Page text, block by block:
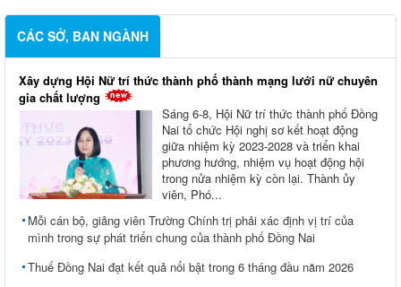
CÁC SỞ, BAN NGÀNH
Xây dựng Hội Nữ trí thức thành phố thành mạng lưới nữ chuyên
gia chất lượng
Sáng 6-8, Hội Nữ trí thức thành phố Đồng
Nai tổ chức Hội nghị sơ kết hoạt động
giữa nhiệm kỳ 2023-2028 và triển khai
phương hướng, nhiệm vụ hoạt động hội
trong nửa nhiệm kỳ còn lại. Thành ủy
viên, Phó...
Mỗi cán bộ, giảng viên Trường Chính trị phải xác định vị trí của
mình trong sự phát triển chung của thành phố Đồng Nai
Thuế Đồng Nai đạt kết quả nổi bật trong 6 tháng đầu năm 2026